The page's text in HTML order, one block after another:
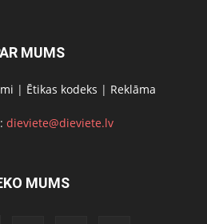
MUMS
| Ētikas kodeks | Reklāma
dieviete@dieviete.lv
MUMS